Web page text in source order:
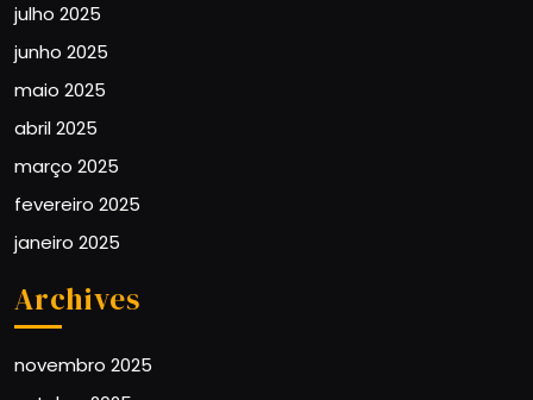
julho 2025
junho 2025
maio 2025
abril 2025
março 2025
fevereiro 2025
janeiro 2025
Archives
novembro 2025